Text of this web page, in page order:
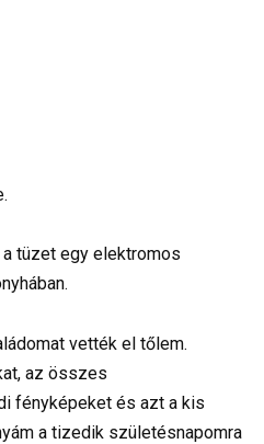
tüzet egy elektromos
vették el tőlem.
az összes
fényképeket és azt a kis
a tizedik születésnapomra